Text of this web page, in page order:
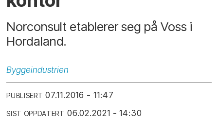
Norconsult etablerer seg på Voss i
Hordaland.
Byggeindustrien
PUBLISERT 07.11.2016 - 11:47
SIST OPPDATERT 06.02.2021 - 14:30